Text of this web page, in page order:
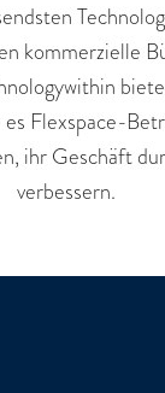
kommerzielle
Flexspace-
ihr Geschäft
verbessern.